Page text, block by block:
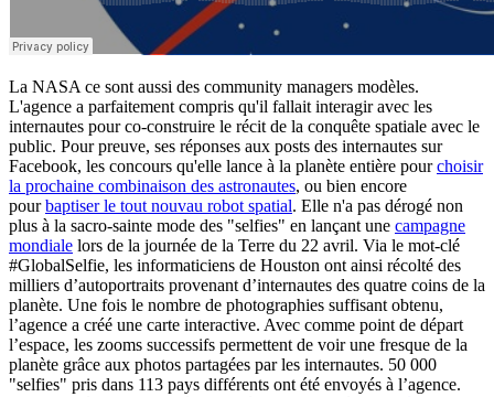
La NASA ce sont aussi des community managers modèles.
L'agence a parfaitement compris qu'il fallait interagir avec les
internautes pour co-construire le récit de la conquête spatiale avec le
public. Pour preuve, ses réponses aux posts des internautes sur
Facebook, les concours qu'elle lance à la planète entière pourchoisir
la prochaine combinaison des astronautes, ou bien encore
pourbaptiser le tout nouvau robot spatial. Elle n'a pas dérogé non
plus à la sacro-sainte mode des "selfies" en lançant une campagne
mondiale lors de la journée de la Terre du 22 avril. Via le mot-clé
#GlobalSelfie, les informaticiens de Houston ont ainsi récolté des
milliers d’autoportraits provenant d’internautes des quatre coins de la
planète. Une fois le nombre de photographies suffisant obtenu,
l’agence a créé une carte interactive. Avec comme point de départ
l’espace, les zooms successifs permettent de voir une fresque de la
planète grâce aux photos partagées par les internautes. 50 000
"selfies" pris dans 113 pays différents ont été envoyés à l’agence.